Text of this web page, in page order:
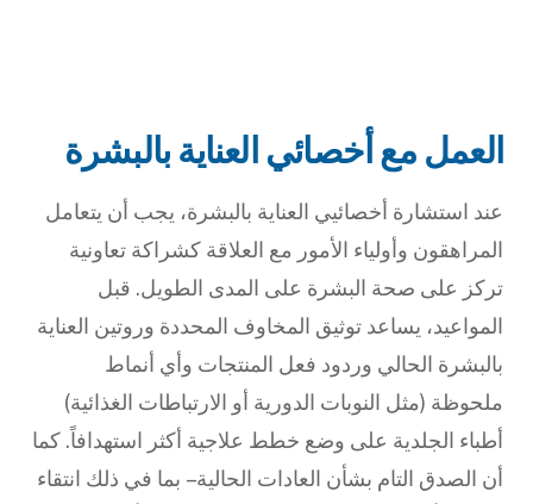
العمل مع أخصائي العناية بالبشرة
عند استشارة أخصائيي العناية بالبشرة، يجب أن يتعامل
المراهقون وأولياء الأمور مع العلاقة كشراكة تعاونية
تركز على صحة البشرة على المدى الطويل. قبل
المواعيد، يساعد توثيق المخاوف المحددة وروتين العناية
بالبشرة الحالي وردود فعل المنتجات وأي أنماط
ملحوظة (مثل النوبات الدورية أو الارتباطات الغذائية)
أطباء الجلدية على وضع خطط علاجية أكثر استهدافاً. كما
أن الصدق التام بشأن العادات الحالية – بما في ذلك انتقاء